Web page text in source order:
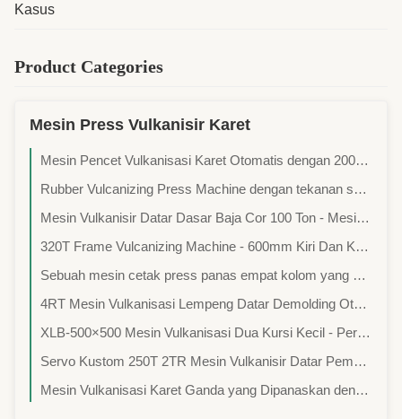
Kasus
Product Categories
Mesin Press Vulkanisir Karet
Mesin Pencet Vulkanisasi Karet Otomatis dengan 200mm Cylinder Stroke dan rentang tekanan 0-25MPa
Rubber Vulcanizing Press Machine dengan tekanan seragam, kontrol suhu yang tepat dan kontrol PLC untuk manufaktur karet
Mesin Vulkanisir Datar Dasar Baja Cor 100 Ton - Mesin Cetakan Press Panas Untuk Sol Sepatu Karet - Tipe Empat Kolom Dengan Dua Lapisan Kerja
320T Frame Vulcanizing Machine - 600mm Kiri Dan Kanan, 1700mm Depan Dan Belakang Manual Push-Pull Mold Hot Pressing Forming Machine
Sebuah mesin cetak press panas empat kolom yang dipasang pada silinder hidrolik dengan piring panas yang dapat dipanaskan atau didinginkan oleh air digunakan untuk menghasilkan sendi ekspansi karet.
4RT Mesin Vulkanisasi Lempeng Datar Demolding Otomatis - Mesin Pencet Panas - Pemanasan Cepat dengan Suhu Seragam - Suhu yang Dikendalikan oleh Kotak Kontrol Listrik - Pengolahan Disesuaikan Tersedia
XLB-500×500 Mesin Vulkanisasi Dua Kursi Kecil - Percetakan Panas Karet Unit Ganda Satu-Stop - Percetakan Flatbed Dua-Shaft 50 Ton/80 Ton
Servo Kustom 250T 2TR Mesin Vulkanisir Datar Pemanas Listrik Pemindah Cetakan Otomatis Empat Kolom dengan Fungsi R
Mesin Vulkanisasi Karet Ganda yang Dipanaskan dengan Listrik Otomatis / Mesin Cetakan Karet